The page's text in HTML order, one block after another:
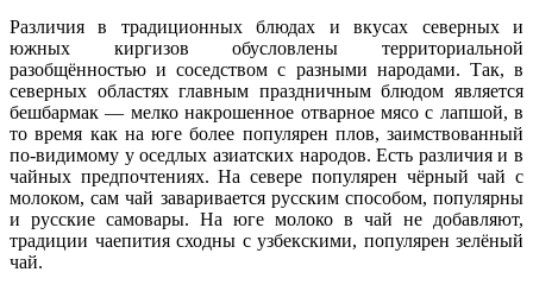
Различия в традиционных блюдах и вкусах северных и
южных киргизов обусловлены территориальной
разобщённостью и соседством с разными народами. Так, в
северных областях главным праздничным блюдом является
бешбармак — мелко накрошенное отварное мясо с лапшой, в
то время как на юге более популярен плов, заимствованный
по-видимому у оседлых азиатских народов. Есть различия и в
чайных предпочтениях. На севере популярен чёрный чай с
молоком, сам чай заваривается русским способом, популярны
и русские самовары. На юге молоко в чай не добавляют,
традиции чаепития сходны с узбекскими, популярен зелёный
чай.